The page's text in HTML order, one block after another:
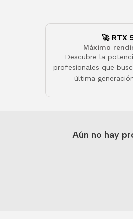
🚀 RTX
Máximo
Descubre la
profesionales que
última
Aún no hay